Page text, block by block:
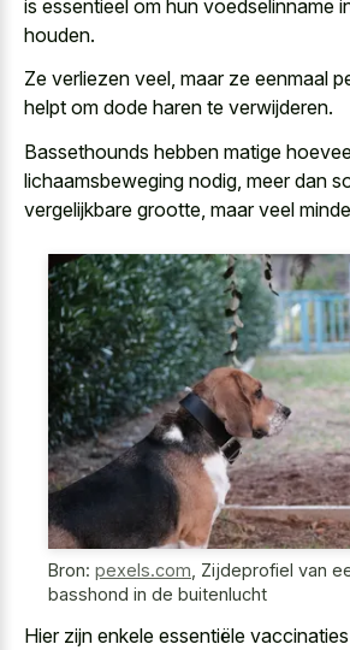
is essentieel om hun voedselinname
houden.
Ze verliezen veel, maar ze eenmaal
helpt om dode haren te verwijderen.
Bassethounds hebben matige
lichaamsbeweging nodig, meer dan
vergelijkbare grootte, maar veel
Bron: pexels.com Zijdeprofiel van
basshond in de buitenlucht
Hier zijn enkele essentiële